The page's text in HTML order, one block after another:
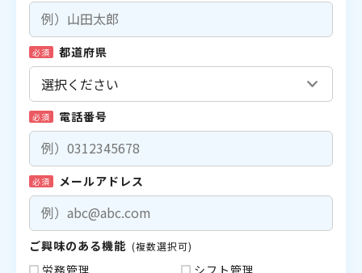
必須 都道府県
必須 電話番号
必須 メールアドレス
ご興味のある機能 (複数選択可)
労務管理
シフト管理